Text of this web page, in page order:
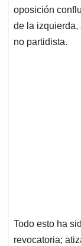
oposición
de la izquierda,
no partidista.
Todo esto ha
revocatoria;